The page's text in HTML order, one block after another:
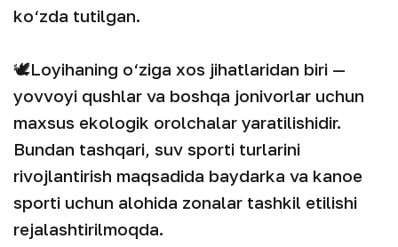
ko‘zda tutilgan.
🕊️Loyihaning o‘ziga xos jihatlaridan biri —
yovvoyi qushlar va boshqa jonivorlar uchun
maxsus ekologik orolchalar yaratilishidir.
Bundan tashqari, suv sporti turlarini
rivojlantirish maqsadida baydarka va kanoe
sporti uchun alohida zonalar tashkil etilishi
rejalashtirilmoqda.